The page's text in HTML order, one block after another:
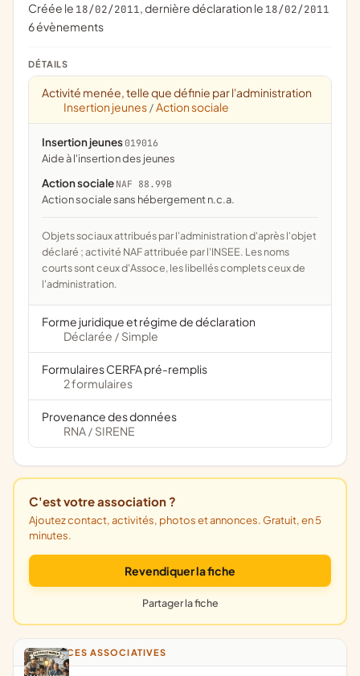
Créée le 18/02/2011, dernière déclaration le 18/02/2011
6 évènements
DÉTAILS
Activité menée, telle que définie par l'administration
Insertion jeunes / Action sociale
Insertion jeunes 019016
aide à l'insertion des jeunes
Action sociale NAF 88.99B
Action sociale sans hébergement n.c.a.
Objets sociaux attribués par l'administration d'après l'objet
déclaré ; activité NAF attribuée par l'INSEE. Les noms
courts sont ceux d'Assoce, les libellés complets ceux de
l'administration.
Forme juridique et régime de déclaration
Déclarée / Simple
Formulaires CERFA pré-remplis
2 formulaires
Provenance des données
RNA / SIRENE
C'est votre association ?
Ajoutez contact, activités, photos et annonces. Gratuit, en 5
minutes.
Revendiquer la fiche
Partager la fiche
ANNONCES ASSOCIATIVES